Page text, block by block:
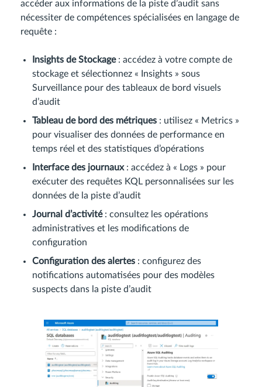
accéder aux informations de la piste d’audit sans
nécessiter de compétences spécialisées en langage de
requête :
Insights de Stockage: accédez à votre compte de
stockage et sélectionnez « Insights » sous
Surveillance pour des tableaux de bord visuels
d’audit
Tableau de bord des métriques : utilisez « Metrics »
pour visualiser des données de performance en
temps réel et des statistiques d’opérations
Interface des journaux: accédez à « Logs » pour
exécuter des requêtes KQL personnalisées sur les
données de la piste d’audit
Journal d’activité: consultez les opérations
administratives et les modifications de
configuration
Configuration des alertes : configurez des
notifications automatisées pour des modèles
suspects dans la piste d’audit